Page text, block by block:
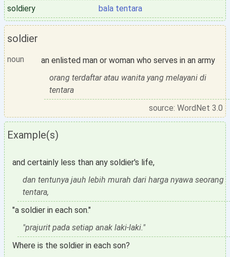
soldiery
bala tentara
soldier
noun
an enlisted man or woman who serves in an army
orang terdaftar atau wanita yang melayani di
tentara
source: WordNet 3.0
Example(s)
and certainly less than any soldier's life,
dan tentunya jauh lebih murah dari harga nyawa seorang
tentara,
"a soldier in each son."
"prajurit pada setiap anak laki-laki."
Where is the soldier in each son?